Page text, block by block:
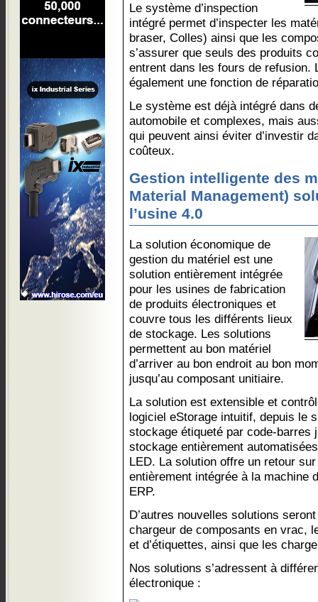
Le système d’inspection
intégré permet d’inspecter les
braser, Colles) ainsi que les
s’assurer que seuls des produits
entrent dans les fours de refusion.
également une fonction de
Le système est déjà intégré dans
automobile et complexes, mais
qui peuvent ainsi éviter d’investir
coûteux.
Gestion intelligente des
Material Management)
l’usine 4.0
La solution économique de
gestion du matériel est une
solution entièrement intégrée
pour les usines de fabrication
de produits électroniques et
couvre tous les différents lieux
de stockage. Les solutions
permettent au bon matériel
d’arriver au bon endroit au bon
jusqu’au composant unitiaire.
La solution est extensible et
logiciel eStorage intuitif, depuis le
stockage étiqueté par code-barres
stockage entièrement
LED. La solution offre un retour
entièrement intégrée à la machine
ERP.
D’autres nouvelles solutions
chargeur de composants en vrac,
et d’étiquettes, ainsi que les
Nos solutions s’adressent à
électronique :